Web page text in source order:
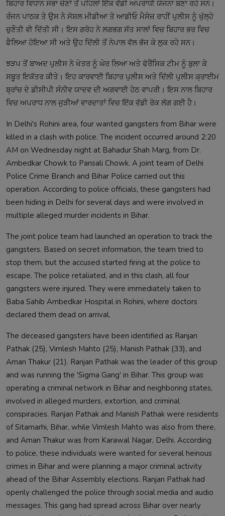
ਬਿਹਾਰ ਵਿਧਾਨ ਸਭਾ ਚੋਣਾਂ ਤੋਂ ਪਹਿਲਾਂ ਇੱਕ ਵੱਡੀ ਅਪਰਾਧੀ ਯੋਜਨਾ ਬਣਾ ਰਹੇ ਸਨ।
ਰੰਜਨ ਪਾਠਕ ਤੇ ਉਸ ਨੇ ਸੋਸ਼ਲ ਮੀਡੀਆ ਤੇ ਆਡੀਓ ਮੈਸੇਜ਼ ਰਾਹੀਂ ਪੁਲੀਸ ਨੂੰ ਖੁੱਲ੍ਹੇ
ਚੁਣੌਤੀ ਵੀ ਦਿੱਤੀ ਸੀ। ਇਸ ਗਰੋਹ ਨੇ ਲਗਭਗ ਸੱਤ ਸਾਲਾਂ ਵਿਚ ਬਿਹਾਰ ਭਰ ਵਿਚ
ਫੈਲਿਆ ਹੋਇਆ ਸੀ ਅਤੇ ਉਹ ਦਿੱਲੀ ਤੋਂ ਨੇਪਾਲ ਵੱਲ ਭੱਜ ਕੇ ਲੁਕ ਰਹੇ ਸਨ।
ਝੜਪ ਤੋਂ ਬਾਅਦ ਪੁਲੀਸ ਨੇ ਖੇਤਰ ਨੂੰ ਘੇਰ ਲਿਆ ਅਤੇ ਫੋਰੈਂਸਿਕ ਟੀਮ ਨੂੰ ਬੁਲਾ ਕੇ
ਸਬੂਤ ਇਕੱਤਰ ਕੀਤੇ। ਇਹ ਕਾਰਵਾਈ ਬਿਹਾਰ ਪੁਲੀਸ ਅਤੇ ਦਿੱਲੀ ਪੁਲੀਸ ਕ੍ਰਾਈਮ
ਬ੍ਰਾਂਚ ਦੇ ਡੀਸੀਪੀ ਸੰਨੀਵ ਯਾਦਵ ਦੀ ਅਗਵਾਈ ਹੇਠ ਵਾਪਰੀ। ਇਸ ਨਾਲ ਬਿਹਾਰ
ਵਿਚ ਅਪਰਾਧ ਨਾਲ ਜੁੜੀਆਂ ਵਾਰਦਾਤਾਂ ਵਿਚ ਇੱਕ ਵੱਡੀ ਰੋਕ ਲੱਗ ਗਈ ਹੈ।
In Delhi's Rohini area, four wanted gangsters from Bihar were
killed in a clash with police. The incident occurred around 2:20
AM on Wednesday night at Bahadur Shah Marg, from Dr.
Ambedkar Chowk to Pansali Chowk. A joint team of Delhi
Police Crime Branch and Bihar Police carried out this
operation. According to police officials, these gangsters had
been hiding in Delhi for several days and were involved in
multiple alleged murder incidents in Bihar.
The joint police team had launched an operation to track the
gangsters. Based on secret information, the team tried to
stop them, but the accused started firing at the police to
escape. The police retaliated, and in this clash, all four
gangsters were injured. They were immediately taken to
Baba Sahib Ambedkar Hospital in Rohini, where doctors
declared them dead on arrival.
The deceased gangsters have been identified as Ranjan
Pathak (25), Vimlesh Mahto (25), Manish Pathak (33), and
Aman Thakur (21). Ranjan Pathak was the leader of this group
and was running the 'Sigma Gang' in Bihar. This group was
operating a criminal network in Bihar and neighboring states,
involved in alleged murders, extortion, and criminal
conspiracies. Ranjan Pathak and Manish Pathak were residents
of Sitamarhi, Bihar, while Vimlesh Mahto was also from there,
and Aman Thakur was from Karawal Nagar, Delhi. According
to police, these individuals were wanted for several heinous
crimes in Bihar and were planning a major criminal activity
ahead of the Bihar Assembly elections. Ranjan Pathak had
openly challenged the police through social media and audio
messages. This gang had spread across Bihar over nearly